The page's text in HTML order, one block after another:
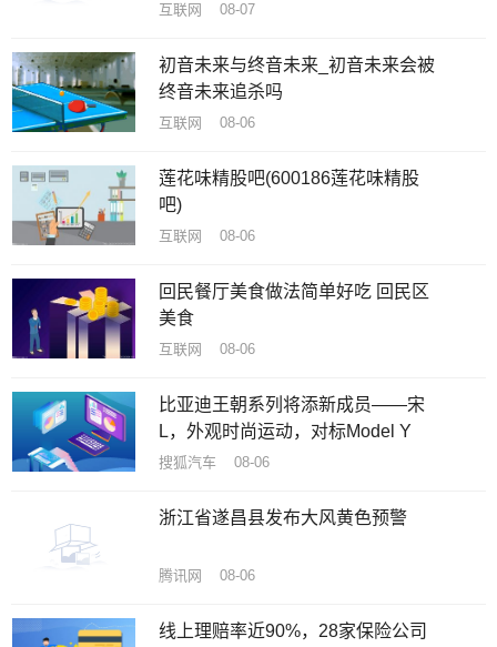
互联网 08-07
初音未来与终音未来_初音未来会被
终音未来追杀吗
互联网 08-06
莲花味精股吧(600186莲花味精股
吧)
互联网 08-06
回民餐厅美食做法简单好吃 回民区
美食
互联网 08-06
比亚迪王朝系列将添新成员——宋
L，外观时尚运动，对标Model Y
搜狐汽车 08-06
浙江省遂昌县发布大风黄色预警
腾讯网 08-06
线上理赔率近90%，28家保险公司